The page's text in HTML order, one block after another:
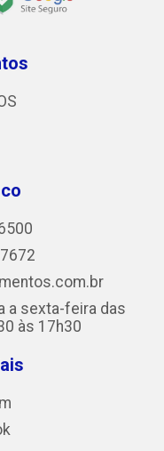
a sexta-feira das
às 17h30